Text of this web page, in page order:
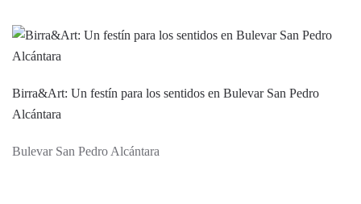
Birra&Art: Un festín para los sentidos en Bulevar San Pedro
Alcántara
Bulevar San Pedro Alcántara